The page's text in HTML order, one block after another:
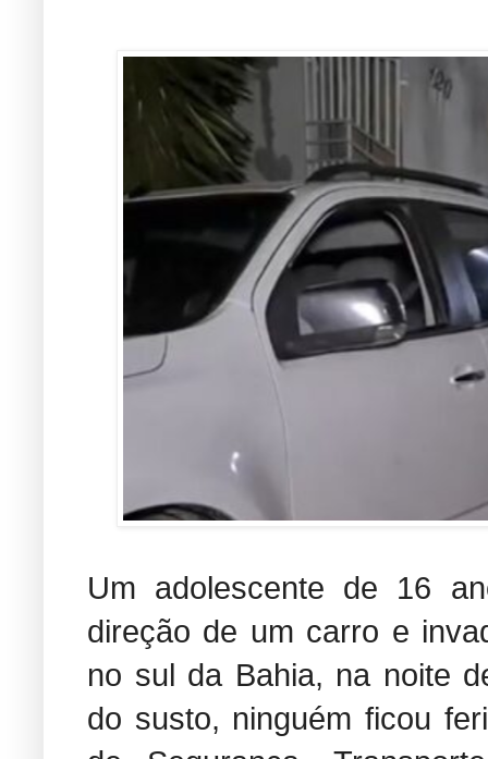
Um adolescente de 16
direção de um carro e
no sul da Bahia, na noite
do susto, ninguém ficou